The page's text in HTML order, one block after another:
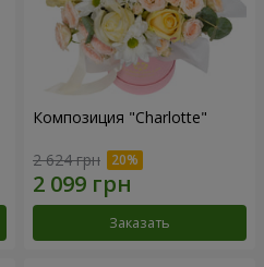
Композиция "Charlotte"
2 624 грн
Заказать